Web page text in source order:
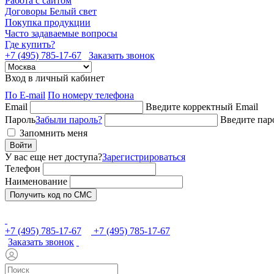
Договоры Белый свет
Покупка продукции
Часто задаваемые вопросы
Где купить?
+7 (495) 785-17-67
Заказать звонок
Вход в личный кабинет
По E-mail По номеру телефона
Email
Введите корректный Email
ПарольЗабыли пароль?
Введите
Запомнить меня
Войти
У вас еще нет доступа?Зарегистрироваться
Телефон
Наименование
Получить код по СМС
+7 (495) 785-17-67
+7 (495) 785-17-67
Заказать звонок